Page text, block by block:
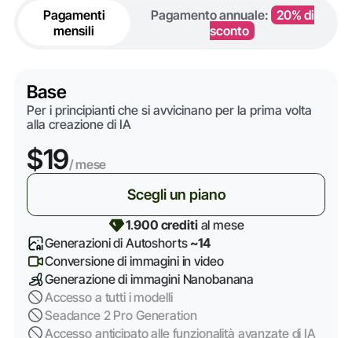
Pagamenti
mensili
Pagamento annuale: 20% di
sconto
Base
Per i principianti che si avvicinano per la prima volta
alla creazione di IA
$19/ mese
Scegli un piano
1.900 creditial mese
Generazioni di Autoshorts ~14
Conversione di immagini in video
Generazione di immagini Nanobanana
Accesso a tutti i modelli
Seadance 2 Pro Generation
Accesso anticipato alle funzionalità avanzate di IA